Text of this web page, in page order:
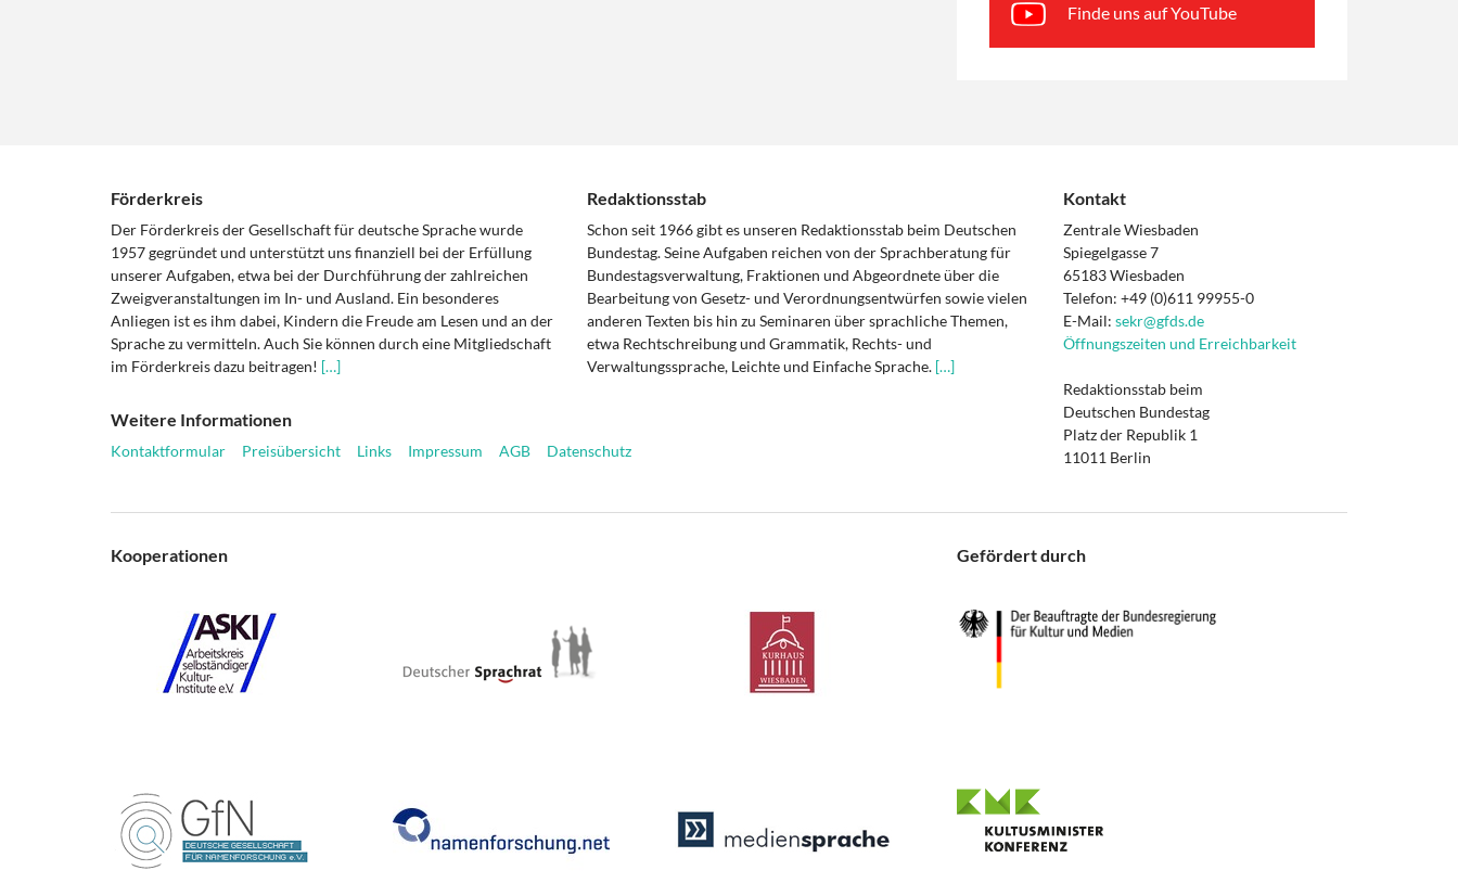
Finde uns auf YouTube
Förderkreis
Der Förderkreis der Gesellschaft für deutsche Sprache wurde
1957 gegründet und unterstützt uns finanziell bei der Erfüllung
unserer Aufgaben, etwa bei der Durchführung der zahlreichen
Zweigveranstaltungen im In- und Ausland. Ein besonderes
Anliegen ist es ihm dabei, Kindern die Freude am Lesen und an der
Sprache zu vermitteln. Auch Sie können durch eine Mitgliedschaft
im Förderkreis dazu beitragen! […]
Redaktionsstab
Schon seit 1966 gibt es unseren Redaktionsstab beim Deutschen
Bundestag. Seine Aufgaben reichen von der Sprachberatung für
Bundestagsverwaltung, Fraktionen und Abgeordnete über die
Bearbeitung von Gesetz- und Verordnungsentwürfen sowie vielen
anderen Texten bis hin zu Seminaren über sprachliche Themen,
etwa Rechtschreibung und Grammatik, Rechts- und
Verwaltungssprache, Leichte und Einfache Sprache. […]
Weitere Informationen
Kontaktformular Preisübersicht Links Impressum AGB Datenschutz
Kontakt
Zentrale Wiesbaden
Spiegelgasse 7
65183 Wiesbaden
Telefon: +49 (0)611 99955-0
E-Mail: sekr@gfds.de
Öffnungszeiten und Erreichbarkeit
Redaktionsstab beim
Deutschen Bundestag
Platz der Republik 1
11011 Berlin
Kooperationen Gefördert durch